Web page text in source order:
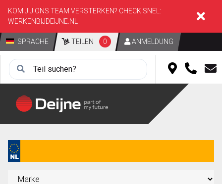
KOM JIJ ONS TEAM VERSTERKEN? CHECK SNEL:
WERKENBIJDEIJNE.NL
SPRACHE TEILEN 0 ANMELDUNG